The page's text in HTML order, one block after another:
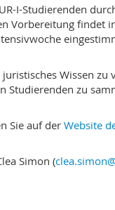
I-Studierenden
Vorbereitung findet
Wissen
Studierenden zu
Sie auf derWebsite
Simon (